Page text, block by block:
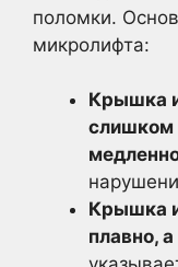
поломки.
микролифта:
Крышка
слишком
Крышка
плавно,